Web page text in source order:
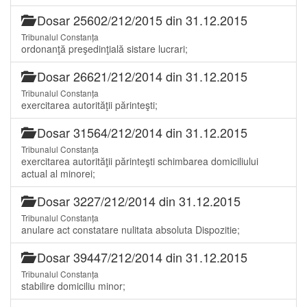
Dosar 25602/212/2015 din 31.12.2015
Tribunalul Constanța
ordonanţă preşedinţială sistare lucrari;
Dosar 26621/212/2014 din 31.12.2015
Tribunalul Constanța
exercitarea autorităţii părinteşti;
Dosar 31564/212/2014 din 31.12.2015
Tribunalul Constanța
exercitarea autorităţii părinteşti schimbarea domiciliului
actual al minorei;
Dosar 3227/212/2014 din 31.12.2015
Tribunalul Constanța
anulare act constatare nulitata absoluta Dispozitie;
Dosar 39447/212/2014 din 31.12.2015
Tribunalul Constanța
stabilire domiciliu minor;